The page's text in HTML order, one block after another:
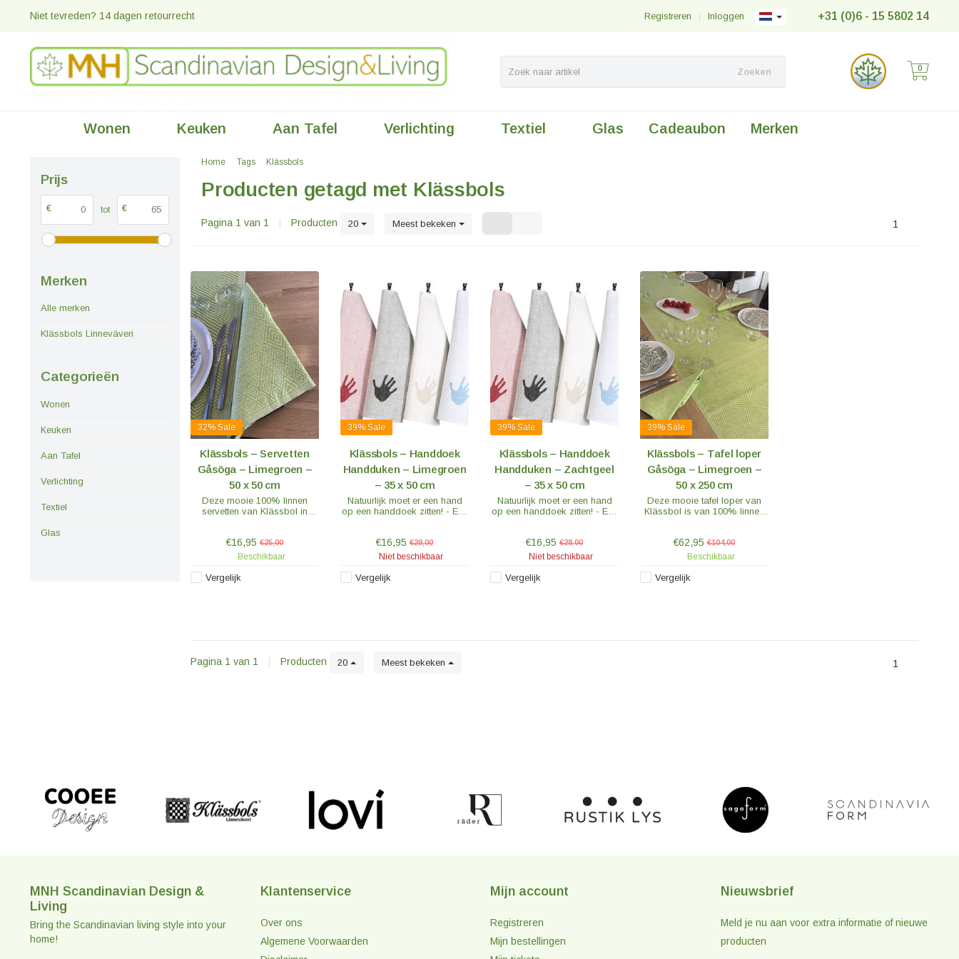
Niet tevreden? 14 dagen retourrecht +31 (0)6 - 15 5802 14
Inloggen
|
Registreren
Zoeken 0
Wonen Keuken Aan Tafel Verlichting Textiel Glas Cadeaubon Merken
Prijs
€ tot €
Merken
Alle merken
Klässbols Linneväveri
Categorieën
Wonen
Keuken
Aan Tafel
Verlichting
Textiel
Glas
Home Tags Klässbols
Producten getagd met Klässbols
Pagina 1 van 1 Producten 20 Meest bekeken 1
32% Sale
Klässbols – Servetten
Gåsöga – Limegroen –
50 x 50 cm
Deze mooie 100% linnen
servetten van Klässbol in
uitstraling geven. Combineer
ze met de Gåsöga tafel loper!
€16,95 €25,00
Beschikbaar
Vergelijk
39% Sale
Klässbols – Handdoek
Handduken – Limegroen
– 35 x 50 cm
Natuurlijk moet er een hand
op een handdoek zitten! - Een
€16,95 €28,00
Niet beschikbaar
Vergelijk
39% Sale
Klässbols – Handdoek
Handduken – Zachtgeel
– 35 x 50 cm
Natuurlijk moet er een hand
op een handdoek zitten! - Een
€16,95 €28,00
Niet beschikbaar
Vergelijk
39% Sale
Klässbols – Tafel loper
Gåsöga – Limegroen –
50 x 250 cm
Deze mooie tafel loper van
Klässbol is van 100% linnen
dat extra luxe en uitstraling
geven.
€62,95 €104,00
Beschikbaar
Vergelijk
Pagina 1 van 1 Producten 20 Meest bekeken 1
MNH Scandinavian Design &
Living
Bring the Scandinavian living style into your
home!
Klantenservice
Over ons
Algemene Voorwaarden
Mijn account
Registreren
Mijn bestellingen
Nieuwsbrief
Meld je nu aan voor extra informatie of nieuwe
producten